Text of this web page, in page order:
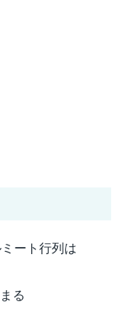
ート行列は
る